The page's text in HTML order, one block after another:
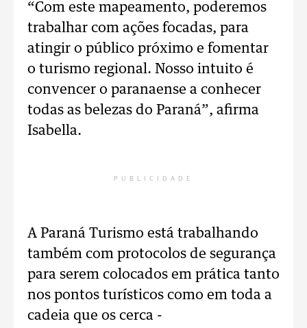
“Com este mapeamento, poderemos
trabalhar com ações focadas, para
atingir o público próximo e fomentar
o turismo regional. Nosso intuito é
convencer o paranaense a conhecer
todas as belezas do Paraná”, afirma
Isabella.
PUBLICIDADE
A Paraná Turismo está trabalhando
também com protocolos de segurança
para serem colocados em prática tanto
nos pontos turísticos como em toda a
cadeia que os cerca -